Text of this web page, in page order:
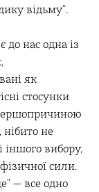
відьму”.
нас одна із
як
стосунки
нібито не
вибору,
сили.
— все одно